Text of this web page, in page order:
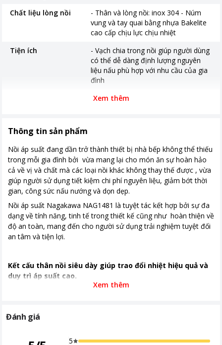
Chất liệu lòng nồi
- Thân và lòng nồi: inox 304 - Núm
vung và tay quai bằng nhựa Bakelite
cao cấp chịu lực chịu nhiệt
Tiện ích
- Vạch chia trong nồi giúp người dùng
có thể dễ dàng định lượng nguyên
liệu nấu phù hợp với nhu cầu của gia
đình
- Van xả áp thông minh nhiều cấp độ
Nơi sản xuất
Khoảng giá
Từ 1 - 2 triệu
Kích thước, khối lượng 240 x 250 mm (đường kính x chiều
cao)
Xem thêm
Thông tin sản phẩm
Nồi áp suất đang dần trở thành thiết bị nhà bếp không thể thiếu
trong mỗi gia đình bởi vừa mang lại cho món ăn sự hoàn hảo
cả về vị và chất mà các loại nồi khác không thay thế được , vừa
giúp người sử dụng tiết kiệm chi phí nguyên liệu, giảm bớt thời
gian, công sức nấu nướng và dọn dẹp.
Nồi áp suất Nagakawa NAG1481 là tuyệt tác kết hợp bởi sự đa
dạng về tính năng, tinh tế trong thiết kế cũng như hoàn thiện về
độ an toàn, mang đến cho người sử dụng trải nghiệm tuyệt đối
an tâm và tiện lợi.
Kết cấu thân nồi siêu dày giúp trao đổi nhiệt hiệu quả và
duy trì áp suất cao.
tới 10 người. Kết cấu thân nồi dày dặn và chắc chắn không chỉ
Xem thêm
Đánh giá
5